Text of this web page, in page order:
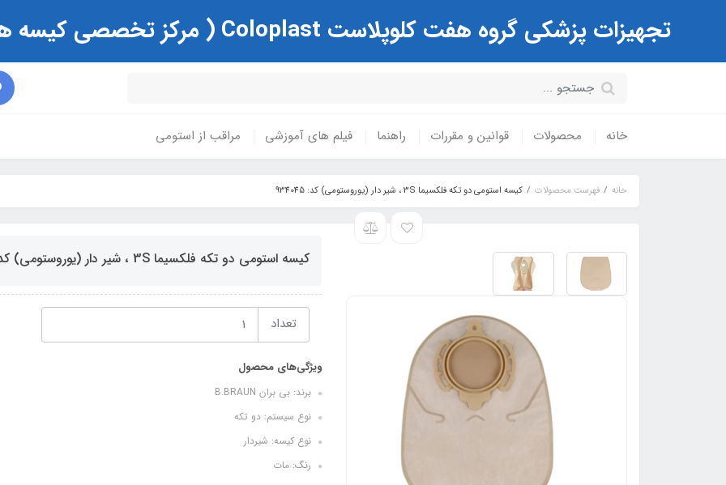
تجهیزات پزشکی گروه هفت کلوپلاست Coloplast ( مرکز تخصصی کیسه های استومی و زخم )
خانه محصولات قوانین و مقررات راهنما فیلم های آموزشی مراقب از استومی
خانه فهرست محصولات کیسه استومی دو تکه فلکسیما 3S ، شیر دار (یوروستومی) کد: 934045
کیسه استومی دو تکه فلکسیما 3S ، شیر دار (یوروستومی) کد: 934045
تعداد
ویژگی‌های محصول
برند: بی بران B.BRAUN
نوع سیستم: دو تکه
نوع کیسه: شیردار
رنگ: مات